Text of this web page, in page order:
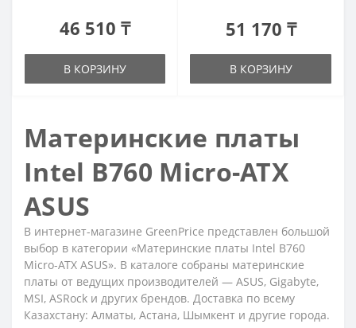
46 510 ₸
В КОРЗИНУ
51 170 ₸
В КОРЗИНУ
Материнские платы
Intel B760 Micro-ATX
ASUS
В интернет-магазине GreenPrice представлен большой
выбор в категории «Материнские платы Intel B760
Micro-ATX ASUS». В каталоге собраны материнские
платы от ведущих производителей — ASUS, Gigabyte,
MSI, ASRock и других брендов. Доставка по всему
Казахстану: Алматы, Астана, Шымкент и другие города.